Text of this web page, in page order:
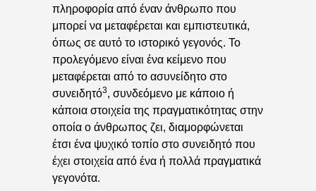
πληροφορία από έναν άνθρωπο που
μπορεί να μεταφέρεται και εμπιστευτικά,
όπως σε αυτό το ιστορικό γεγονός. Το
προλεγόμενο είναι ένα κείμενο που
μεταφέρεται από το ασυνείδητο στο
συνειδητό3, συνδεόμενο με κάποιο ή
κάποια στοιχεία της πραγματικότητας στην
οποία ο άνθρωπος ζει, διαμορφώνεται
έτσι ένα ψυχικό τοπίο στο συνειδητό που
έχει στοιχεία από ένα ή πολλά πραγματικά
γεγονότα.